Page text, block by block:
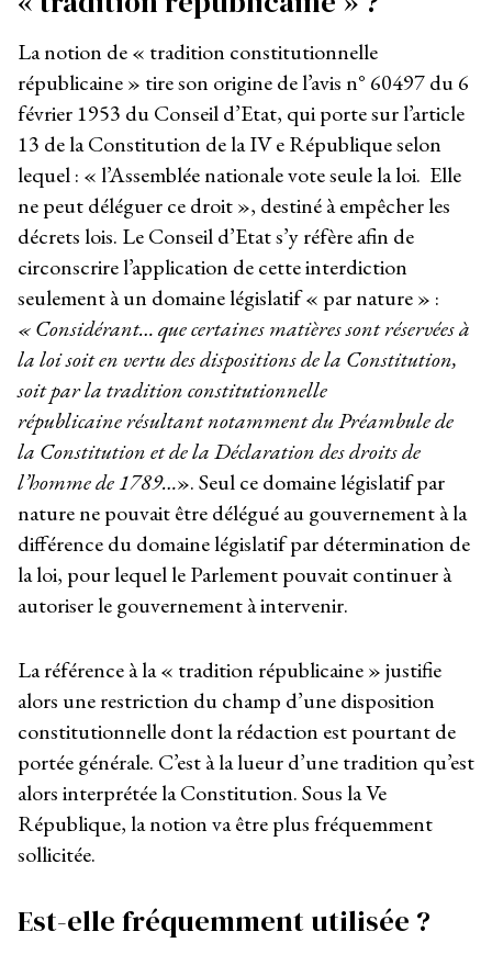
La notion de « tradition constitutionnelle
républicaine » tire son origine de l’avis n° 60497 du 6
février 1953 du Conseil d’Etat, qui porte sur l’article
13 de la Constitution de la IV e République selon
lequel : « l’Assemblée nationale vote seule la loi. Elle
ne peut déléguer ce droit », destiné à empêcher les
décrets lois. Le Conseil d’Etat s’y réfère afin de
circonscrire l’application de cette interdiction
seulement à un domaine législatif « par nature » :
« Considérant… que certaines matières sont réservées à
la loi soit en vertu des dispositions de la Constitution,
soit par la tradition constitutionnelle
républicaine résultant notamment du Préambule de
la Constitution et de la Déclaration des droits de
l’homme de 1789…». Seul ce domaine législatif par
nature ne pouvait être délégué au gouvernement à la
différence du domaine législatif par détermination de
la loi, pour lequel le Parlement pouvait continuer à
autoriser le gouvernement à intervenir.
La référence à la « tradition républicaine » justifie
alors une restriction du champ d’une disposition
constitutionnelle dont la rédaction est pourtant de
portée générale. C’est à la lueur d’une tradition qu’est
alors interprétée la Constitution. Sous la Ve
République, la notion va être plus fréquemment
sollicitée.
Est-elle fréquemment utilisée ?